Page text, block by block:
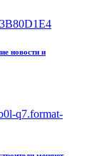
новости и